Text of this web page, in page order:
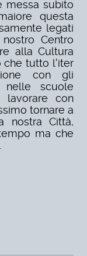
messa subito
questa
legati
Centro
alla Cultura
che tutto l'iter
con gli
nelle scuole
lavorare con
tornare a
nostra Città,
ma che